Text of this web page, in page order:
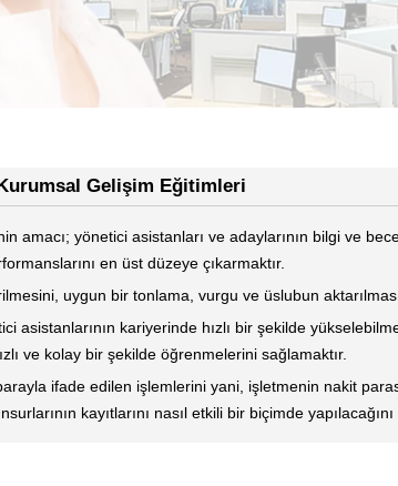
Gelişim Eğitimleri
amacı; yönetici asistanları ve adaylarının bilgi ve
en üst düzeye çıkarmaktır.
uygun bir tonlama, vurgu ve üslubun
asistanlarının kariyerinde hızlı bir şekilde
ve kolay bir şekilde öğrenmelerini sağlamaktır.
ifade edilen işlemlerini yani, işletmenin nakit
kayıtlarını nasıl etkili bir biçimde